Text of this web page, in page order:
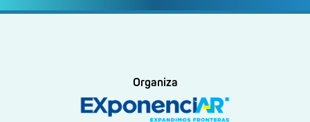
Organiza